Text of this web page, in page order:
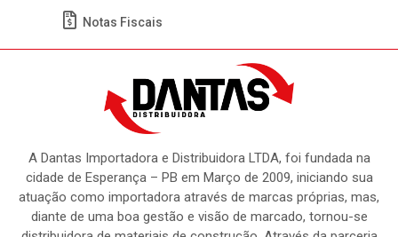
Notas Fiscais
A Dantas Importadora e Distribuidora LTDA, foi fundada na
cidade de Esperança – PB em Março de 2009, iniciando sua
atuação como importadora através de marcas próprias, mas,
diante de uma boa gestão e visão de marcado, tornou-se